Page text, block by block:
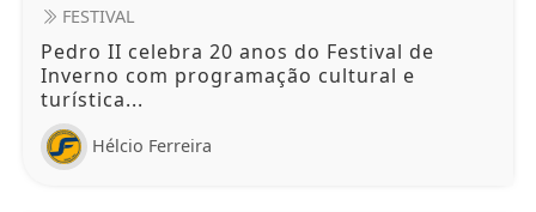
FESTIVAL
Pedro II celebra 20 anos do Festival de
Inverno com programação cultural e
turística...
Hélcio Ferreira